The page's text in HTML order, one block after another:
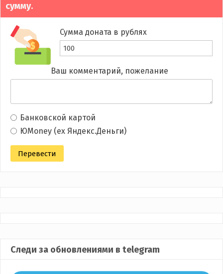
сумму.
Сумма доната в рублях
Ваш комментарий, пожелание
Банковской картой
ЮMoney (ex Яндекс.Деньги)
Следи за обновлениями в telegram